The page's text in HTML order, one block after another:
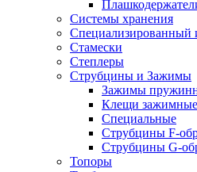
Системы хранения
Специализированный
Стамески
Степлеры
Струбцины и Зажимы
Зажимы
Клещи зажимные
Специальные
Струбцины F-
Струбцины G-
Топоры